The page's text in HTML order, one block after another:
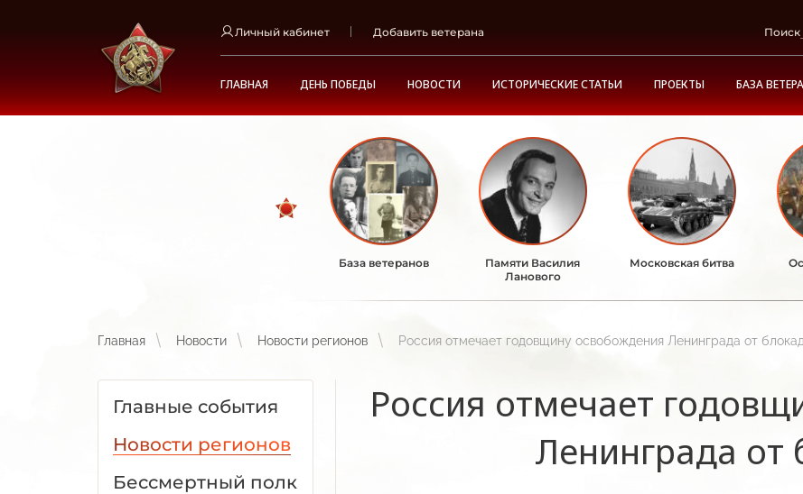
Личный кабинет Добавить ветерана Поиск
ГЛАВНАЯ ДЕНЬ ПОБЕДЫ НОВОСТИ ИСТОРИЧЕСКИЕ СТАТЬИ ПРОЕКТЫ БАЗА
База ветеранов
Памяти Василия
Ланового
Московская битва
Главная Новости Новости регионов Россия отмечает годовщину освобождения Ленинграда от
Главные события
Новости регионов
Бессмертный полк
Россия отмечает
Ленинграда от